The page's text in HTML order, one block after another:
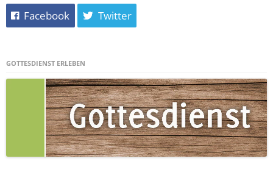
Facebook Twitter
GOTTESDIENST ERLEBEN